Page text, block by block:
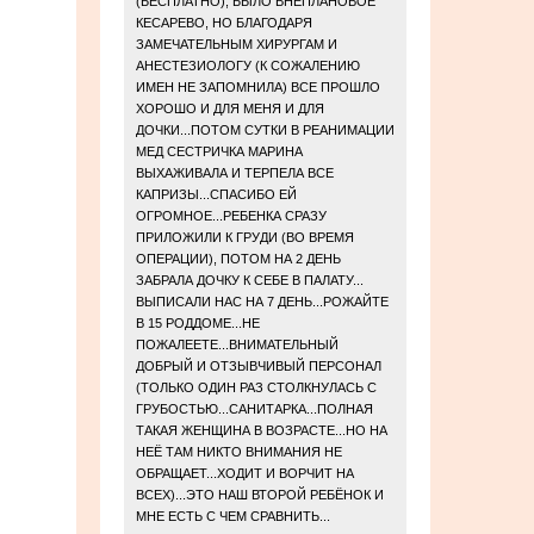
КЕСАРЕВО, НО БЛАГОДАРЯ
ЗАМЕЧАТЕЛЬНЫМ ХИРУРГАМ И
АНЕСТЕЗИОЛОГУ (К СОЖАЛЕНИЮ
ИМЕН НЕ ЗАПОМНИЛА) ВСЕ ПРОШЛО
ХОРОШО И ДЛЯ МЕНЯ И ДЛЯ
ДОЧКИ...ПОТОМ СУТКИ В РЕАНИМАЦИИ
МЕД СЕСТРИЧКА МАРИНА
ВЫХАЖИВАЛА И ТЕРПЕЛА ВСЕ
КАПРИЗЫ...СПАСИБО ЕЙ
ОГРОМНОЕ...РЕБЕНКА СРАЗУ
ПРИЛОЖИЛИ К ГРУДИ (ВО ВРЕМЯ
ОПЕРАЦИИ), ПОТОМ НА 2 ДЕНЬ
ЗАБРАЛА ДОЧКУ К СЕБЕ В ПАЛАТУ...
ВЫПИСАЛИ НАС НА 7 ДЕНЬ...РОЖАЙТЕ
В 15 РОДДОМЕ...НЕ
ПОЖАЛЕЕТЕ...ВНИМАТЕЛЬНЫЙ
ДОБРЫЙ И ОТЗЫВЧИВЫЙ ПЕРСОНАЛ
(ТОЛЬКО ОДИН РАЗ СТОЛКНУЛАСЬ С
ГРУБОСТЬЮ...САНИТАРКА...ПОЛНАЯ
ТАКАЯ ЖЕНЩИНА В ВОЗРАСТЕ...НО НА
НЕЁ ТАМ НИКТО ВНИМАНИЯ НЕ
ОБРАЩАЕТ...ХОДИТ И ВОРЧИТ НА
ВСЕХ)...ЭТО НАШ ВТОРОЙ РЕБЁНОК И
МНЕ ЕСТЬ С ЧЕМ СРАВНИТЬ...